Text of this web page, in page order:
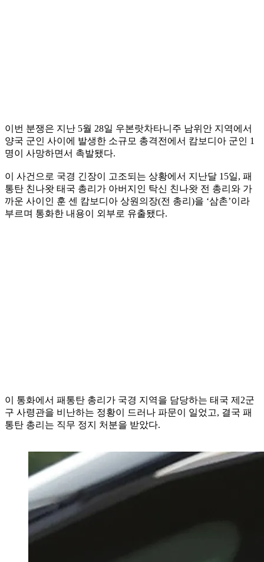
이번 분쟁은 지난 5월 28일 우본랏차타니주 남위안 지역에서
양국 군인 사이에 발생한 소규모 총격전에서 캄보디아 군인 1
명이 사망하면서 촉발됐다.
이 사건으로 국경 긴장이 고조되는 상황에서 지난달 15일, 패
통탄 친나왓 태국 총리가 아버지인 탁신 친나왓 전 총리와 가
까운 사이인 훈 센 캄보디아 상원의장(전 총리)을 ‘삼촌’이라
부르며 통화한 내용이 외부로 유출됐다.
이 통화에서 패통탄 총리가 국경 지역을 담당하는 태국 제2군
구 사령관을 비난하는 정황이 드러나 파문이 일었고, 결국 패
통탄 총리는 직무 정지 처분을 받았다.